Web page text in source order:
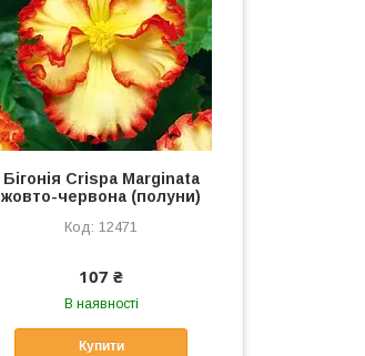
Бігонія Crispa Marginata
жовто-червона (полуни)
12471
107 ₴
В наявності
Купити